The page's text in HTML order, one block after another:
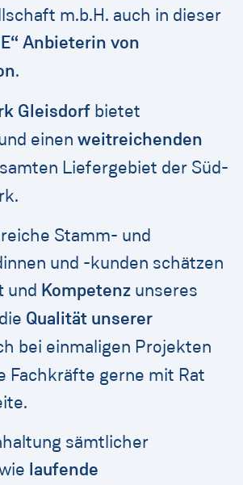
m.b.H. auch in dieser
Anbieterin von
.
Gleisdorf bietet
einen weitreichenden
Liefergebiet der Süd-
Stamm- und
und -kunden schätzen
und Kompetenz unseres
Qualität unserer
bei einmaligen Projekten
Fachkräfte gerne mit Rat
sämtlicher
laufende